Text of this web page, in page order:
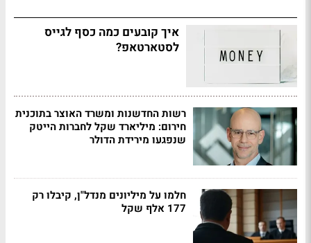
איך קובעים כמה כסף לגייס
לסטארטאפ?
רשות החדשנות ומשרד האוצר בתוכנית
חירום: מיליארד שקל לחברות הייטק
שנפגעו מירידת הדולר
חלמו על מיליונים מנדל"ן, קיבלו רק
177 אלף שקל